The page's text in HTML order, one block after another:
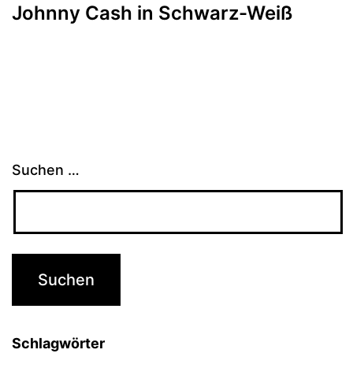
Johnny Cash in Schwarz-Weiß
Suchen …
Schlagwörter